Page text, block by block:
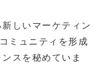
しいマーケティン
ミュニティを形成
スを秘めていま